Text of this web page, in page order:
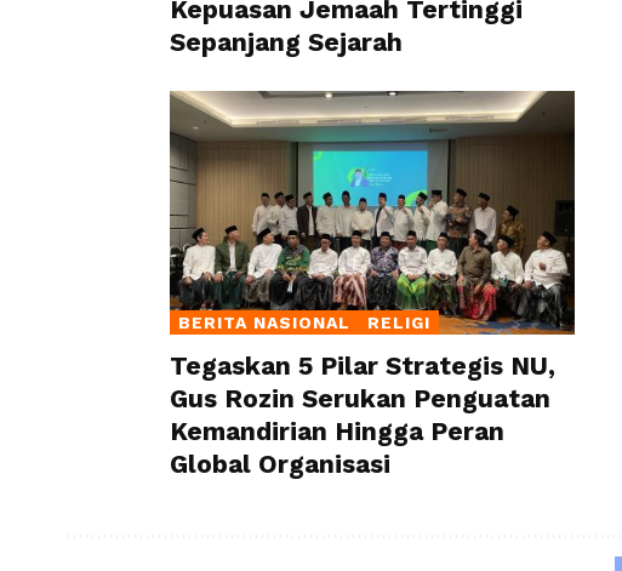
Kepuasan Jemaah Tertinggi
Sepanjang Sejarah
BERITA NASIONAL RELIGI
Tegaskan 5 Pilar Strategis NU,
Gus Rozin Serukan Penguatan
Kemandirian Hingga Peran
Global Organisasi